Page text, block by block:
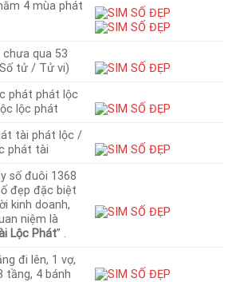
4 mùa phát
chưa qua 53
tử / Tử vi)
phát phát lộc
lộc phát
tài phát lộc /
phát tài
số đuôi 1368
đẹp đặc biệt
kinh doanh,
niệm là
Lộc Phát” .
đi lên, 1 vợ,
tầng, 4 bánh